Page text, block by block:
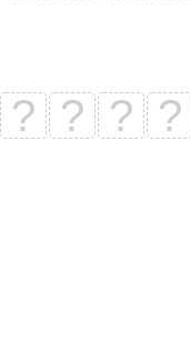
? ? ? ?